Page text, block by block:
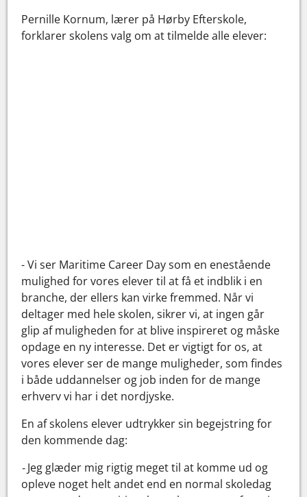
Pernille Kornum, lærer på Hørby Efterskole,
forklarer skolens valg om at tilmelde alle elever:
- Vi ser Maritime Career Day som en enestående
mulighed for vores elever til at få et indblik i en
branche, der ellers kan virke fremmed. Når vi
deltager med hele skolen, sikrer vi, at ingen går
glip af muligheden for at blive inspireret og måske
opdage en ny interesse. Det er vigtigt for os, at
vores elever ser de mange muligheder, som findes
i både uddannelser og job inden for de mange
erhverv vi har i det nordjyske.
En af skolens elever udtrykker sin begejstring for
den kommende dag:
-Jeg glæder mig rigtig meget til at komme ud og
opleve noget helt andet end en normal skoledag